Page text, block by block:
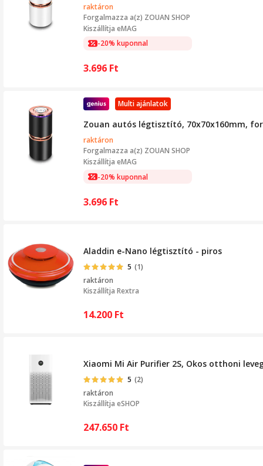
raktáron
Forgalmazza a(z) ZOUAN SHOP
Kiszállítja eMAG
-20% kuponnal
3.696 Ft
Multi ajánlatok
Zouan autós légtisztító, 70x70x160mm,
raktáron
Forgalmazza a(z) ZOUAN SHOP
Kiszállítja eMAG
-20% kuponnal
3.696 Ft
Aladdin e-Nano légtisztító - piros
5 (1)
raktáron
Kiszállítja Rextra
14.200 Ft
Xiaomi Mi Air Purifier 2S, Okos otthoni
5 (2)
raktáron
Kiszállítja eSHOP
247.650 Ft